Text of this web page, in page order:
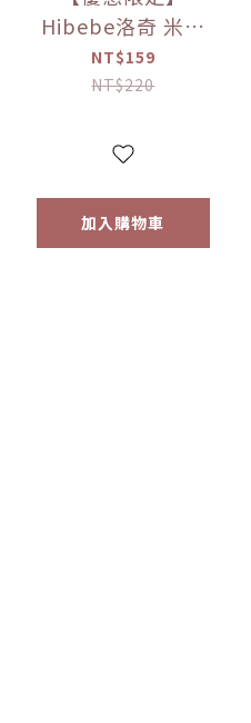
Hibebe洛奇 米米
花-ABC/李子 20g
NT$159
NT$220
加入購物車